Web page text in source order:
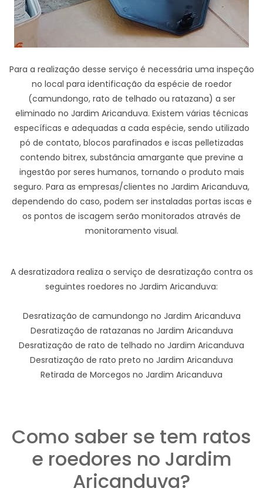
Para a realização desse serviço é necessária uma inspeção
no local para identificação da espécie de roedor
(camundongo, rato de telhado ou ratazana) a ser
eliminado no Jardim Aricanduva. Existem várias técnicas
específicas e adequadas a cada espécie, sendo utilizado
pó de contato, blocos parafinados e iscas pelletizadas
contendo bitrex, substância amargante que previne a
ingestão por seres humanos, tornando o produto mais
seguro. Para as empresas/clientes no Jardim Aricanduva,
dependendo do caso, podem ser instaladas portas iscas e
os pontos de iscagem serão monitorados através de
monitoramento visual.
A desratizadora realiza o serviço de desratização contra os
seguintes roedores no Jardim Aricanduva:
Desratização de camundongo no Jardim Aricanduva
Desratização de ratazanas no Jardim Aricanduva
Desratização de rato de telhado no Jardim Aricanduva
Desratização de rato preto no Jardim Aricanduva
Retirada de Morcegos no Jardim Aricanduva
Como saber se tem ratos
e roedores no Jardim
Aricanduva?